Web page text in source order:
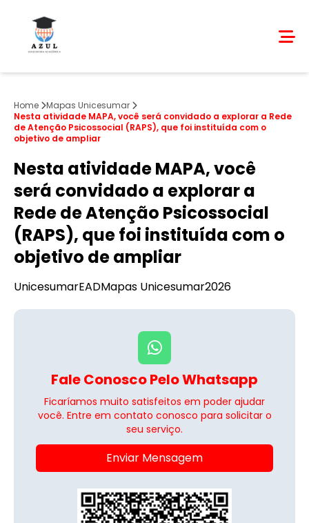
Home
Mapas Unicesumar
Nesta atividade MAPA, você será convidado a explorar a Rede
de Atenção Psicossocial (RAPS), que foi instituída com o
objetivo de ampliar
Nesta atividade MAPA, você
será convidado a explorar a
Rede de Atenção Psicossocial
(RAPS), que foi instituída com o
objetivo de ampliar
UnicesumarEADMapas Unicesumar2026
Fale Conosco Pelo Whatsapp
Ficaríamos muito satisfeitos em poder ajudar
você. Entre em contato conosco para solicitar o
seu serviço.
Enviar Mensagem